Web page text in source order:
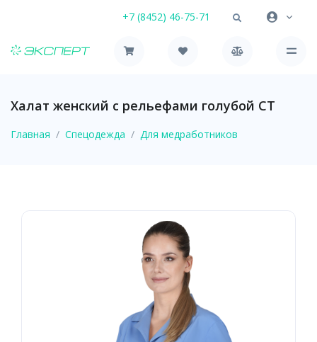
+7 (8452) 46-75-71
Халат женский с рельефами голубой СТ
Главная Спецодежда Для медработников